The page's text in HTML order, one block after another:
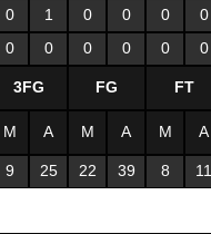
0 1 0 0 0
0
0 0 0 0 0 0
3FG FG FT
M A M A M A
9 25 22 39 8 11